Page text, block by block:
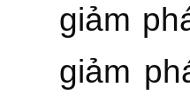
giảm
giảm